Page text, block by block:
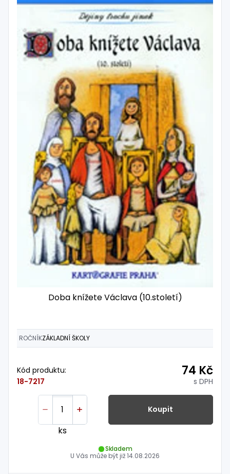
Doba knížete Václava (10.století)
ROČNÍKZÁKLADNÍ ŠKOLY
Kód produktu:
18-7217
74 Kč
s DPH
ks
Koupit
Skladem
U Vás může být již14.08.2026